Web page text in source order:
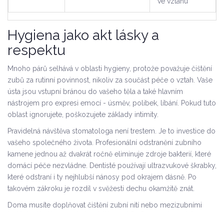
Hygiena jako akt lásky a
respektu
Mnoho párů selhává v oblasti hygieny, protože považuje čištění
zubů za rutinní povinnost, nikoliv za součást péče o vztah. Vaše
ústa jsou vstupní bránou do vašeho těla a také hlavním
nástrojem pro expresi emocí - úsměv, polibek, líbání. Pokud tuto
oblast ignorujete, poškozujete základy intimity.
Pravidelná návštěva stomatologa není trestem. Je to investice do
vašeho společného života. Profesionální odstranění zubního
kamene jednou až dvakrát ročně eliminuje zdroje bakterií, které
domácí péče nezvládne. Dentisté používají ultrazvukové škrabky,
které odstraní i ty nejhlubší nánosy pod okrajem dásně. Po
takovém zákroku je rozdíl v svěžesti dechu okamžitě znát.
Doma musíte doplňovat čištění zubní nití nebo mezizubními